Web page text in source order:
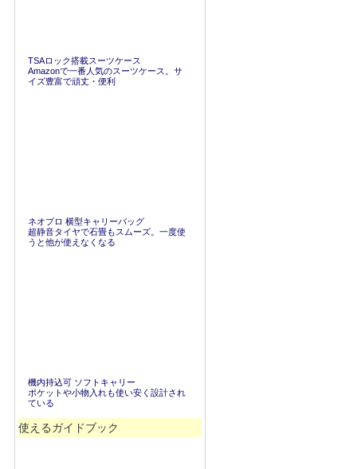
TSAロック搭載スーツケース
Amazonで一番人気のスーツケース。サ
イズ豊富で頑丈・便利
ネオプロ 横型キャリーバッグ
超静音タイヤで石畳もスムーズ。一度使
うと他が使えなくなる
機内持込可 ソフトキャリー
ポケットや小物入れも使い安く設計され
ている
使えるガイドブック